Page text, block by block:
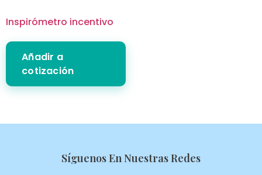
Inspirómetro incentivo
Añadir a
cotización
Síguenos En Nuestras Redes